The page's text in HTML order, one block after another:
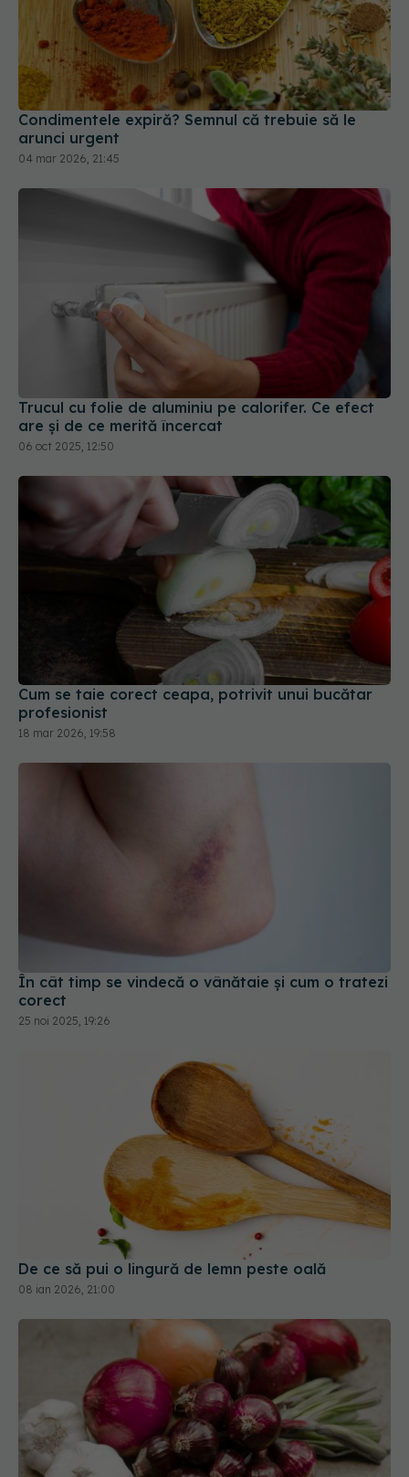
Condimentele expiră? Semnul că trebuie să le
arunci urgent
04 mar 2026, 21:45
Trucul cu folie de aluminiu pe calorifer. Ce efect
are și de ce merită încercat
06 oct 2025, 12:50
Cum se taie corect ceapa, potrivit unui bucătar
profesionist
18 mar 2026, 19:58
În cât timp se vindecă o vânătaie și cum o tratezi
corect
25 noi 2025, 19:26
De ce să pui o lingură de lemn peste oală
08 ian 2026, 21:00